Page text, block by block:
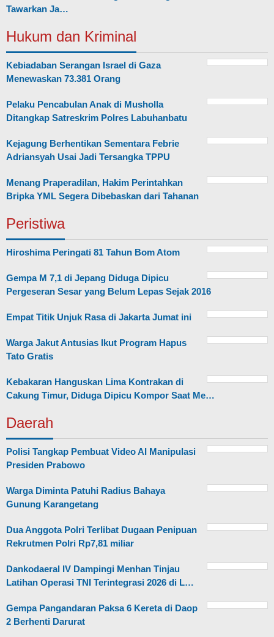
Tawarkan Ja…
Hukum dan Kriminal
Kebiadaban Serangan Israel di Gaza
Menewaskan 73.381 Orang
Pelaku Pencabulan Anak di Musholla
Ditangkap Satreskrim Polres Labuhanbatu
Kejagung Berhentikan Sementara Febrie
Adriansyah Usai Jadi Tersangka TPPU
Menang Praperadilan, Hakim Perintahkan
Bripka YML Segera Dibebaskan dari Tahanan
Peristiwa
Hiroshima Peringati 81 Tahun Bom Atom
Gempa M 7,1 di Jepang Diduga Dipicu
Pergeseran Sesar yang Belum Lepas Sejak 2016
Empat Titik Unjuk Rasa di Jakarta Jumat ini
Warga Jakut Antusias Ikut Program Hapus
Tato Gratis
Kebakaran Hanguskan Lima Kontrakan di
Cakung Timur, Diduga Dipicu Kompor Saat Me…
Daerah
Polisi Tangkap Pembuat Video AI Manipulasi
Presiden Prabowo
Warga Diminta Patuhi Radius Bahaya
Gunung Karangetang
Dua Anggota Polri Terlibat Dugaan Penipuan
Rekrutmen Polri Rp7,81 miliar
Dankodaeral IV Dampingi Menhan Tinjau
Latihan Operasi TNI Terintegrasi 2026 di L…
Gempa Pangandaran Paksa 6 Kereta di Daop
2 Berhenti Darurat